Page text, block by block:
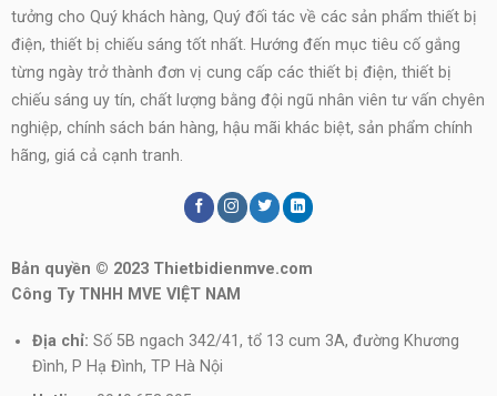
tưởng cho Quý khách hàng, Quý đối tác về các sản phẩm thiết bị
điện, thiết bị chiếu sáng tốt nhất. Hướng đến mục tiêu cố gắng
từng ngày trở thành đơn vị cung cấp các thiết bị điện, thiết bị
chiếu sáng uy tín, chất lượng bằng đội ngũ nhân viên tư vấn chyên
nghiệp, chính sách bán hàng, hậu mãi khác biệt, sản phẩm chính
hãng, giá cả cạnh tranh.
Bản quyền © 2023 Thietbidienmve.com
Công Ty TNHH MVE VIỆT NAM
Địa chỉ: Số 5B ngach 342/41, tổ 13 cum 3A, đường Khương
Đình, P Hạ Đình, TP Hà Nội